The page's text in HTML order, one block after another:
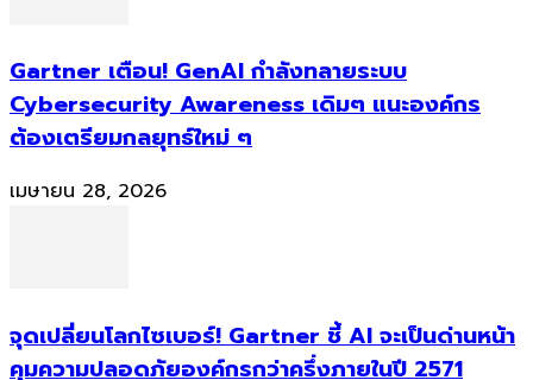
Gartner เตือน! GenAI กำลังทลายระบบ
Cybersecurity Awareness เดิมๆ แนะองค์กร
ต้องเตรียมกลยุทธ์ใหม่ ๆ
เมษายน 28, 2026
จุดเปลี่ยนโลกไซเบอร์! Gartner ชี้ AI จะเป็นด่านหน้า
คุมความปลอดภัยองค์กรกว่าครึ่งภายในปี 2571